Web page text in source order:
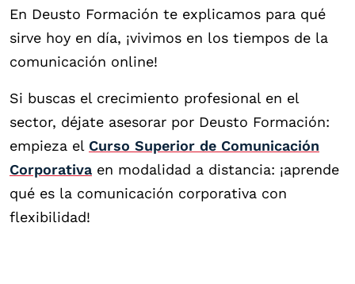
En Deusto Formación te explicamos para qué
sirve hoy en día, ¡vivimos en los tiempos de la
comunicación online!
Si buscas el crecimiento profesional en el
sector, déjate asesorar por Deusto Formación:
empieza el Curso Superior de Comunicación
Corporativa en modalidad a distancia: ¡aprende
qué es la comunicación corporativa con
flexibilidad!